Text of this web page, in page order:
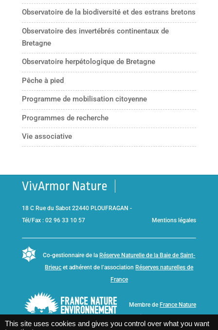
Observatoire de la biodiversité et des estrans bretons
Observatoire des invertébrés continentaux de
Bretagne
Observatoire herpétologique de Bretagne
Pêche à pied
Programme de mobilisation citoyenne
Programmes de recherche
Vie associative
VivArmor Nature
18 C Rue du Sabot 22440 PLOUFRAGAN -
Tél/Fax : 02 96 33 10 57
Mentions légales
Co-gestionnaire de la Réserve Naturelle de la Baie de Saint-
Brieuc et adhérent de l’association Réserves naturelles de
France
Membre de France Nature
This site uses cookies and gives you control over what you want